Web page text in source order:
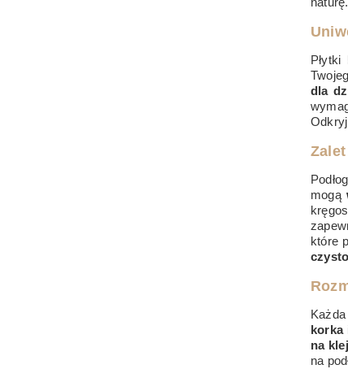
dla
mogą
które
korka
na klej
na